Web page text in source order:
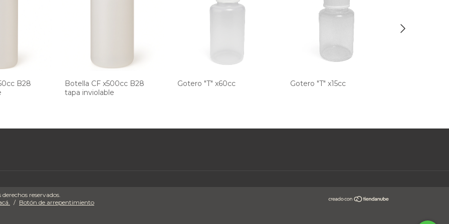
B28
Botella CF x500cc B28
tapa inviolable
Gotero "T" x60cc Gotero "T" x15cc
reservados.
/ Botón de arrepentimiento